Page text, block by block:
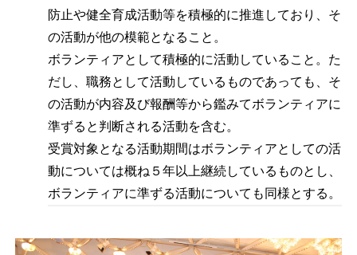
防止や健全育成活動等を積極的に推進しており、そ
の活動が他の模範となること。
ボランティアとして積極的に活動していること。た
だし、職務として活動しているものであっても、そ
の活動が内容及び報酬等から鑑みてボランティアに
準ずると判断される活動を含む。
受賞対象となる活動期間はボランティアとしての活
動については概ね５年以上継続しているものとし、
ボランティアに準ずる活動についても同様とする。